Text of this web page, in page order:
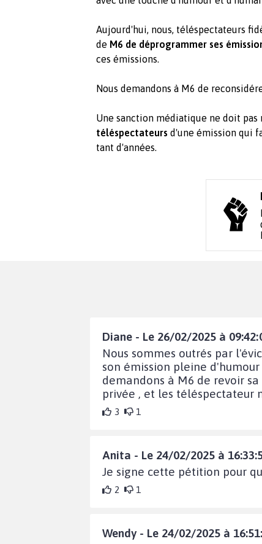
Aujourd'hui, nous, téléspectateurs
de M6 de déprogrammer ses
ces émissions.
Nous demandons à M6 de
Une sanction médiatique ne doit
téléspectateurs d'une émission qui
tant d'années.
Diane - Le 26/02/2025 à
Nous sommes outrés par
son émission pleine
demandons à M6 de revoir
privée , et les téléspectateur
3 1
Anita - Le 24/02/2025 à
Je signe cette pétition pour
2 1
Wendy - Le 24/02/2025 à